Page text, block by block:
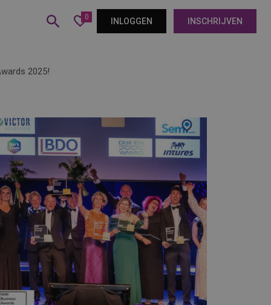
0 INLOGGEN INSCHRIJVEN
2025!